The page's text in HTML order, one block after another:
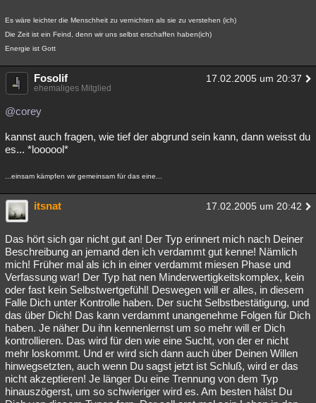
Es wäre leichter die Menschheit zu vernichten als sie zu verstehen (ich)
Die Zeit ist ein Feind, denn wir uns selbst erschaffen haben(ich)
Energie ist Gott
Fosolif 17.02.2005 um 20:37
ehemaliges Mitglied
@corey
kannst auch fragen, wie tief der abgrund sein kann, dann weisst du
es... *loooool*
...einsam kämpfen wir gemeinsam für das eine...
itsnat 17.02.2005 um 20:42
Das hört sich gar nicht gut an! Der Typ erinnert mich nach Deiner
Beschreibung an jemand den ich verdammt gut kenne! Nämlich
mich! Früher mal als ich in einer verdammt miesen Phase und
Verfassung war! Der Typ hat nen Minderwertigkeitskomplex, kein
oder fast kein Selbstwertgefühl! Deswegen will er alles, in diesem
Falle Dich unter Kontrolle haben. Der sucht Selbstbestätigung, und
das über Dich! Das kann verdammt unangenehme Folgen für Dich
haben. Je näher Du ihn kennenlernst um so mehr will er Dich
kontrollieren. Das wird für den wie eine Sucht, von der er nicht
mehr loskommt. Und er wird sich dann auch über Deinen Willen
hinwegsetzten, auch wenn Du sagst jetzt ist Schluß, wird er das
nicht akzeptieren! Je länger Du eine Trennung von dem Typ
hinauszögerst, um so schwieriger wird es. Am besten hälst Du